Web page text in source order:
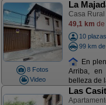
8 Fotos
Video
La
Casa Rural
49,1 km de
10 plazas
99 km
En
Arriba,
belleza de
Las